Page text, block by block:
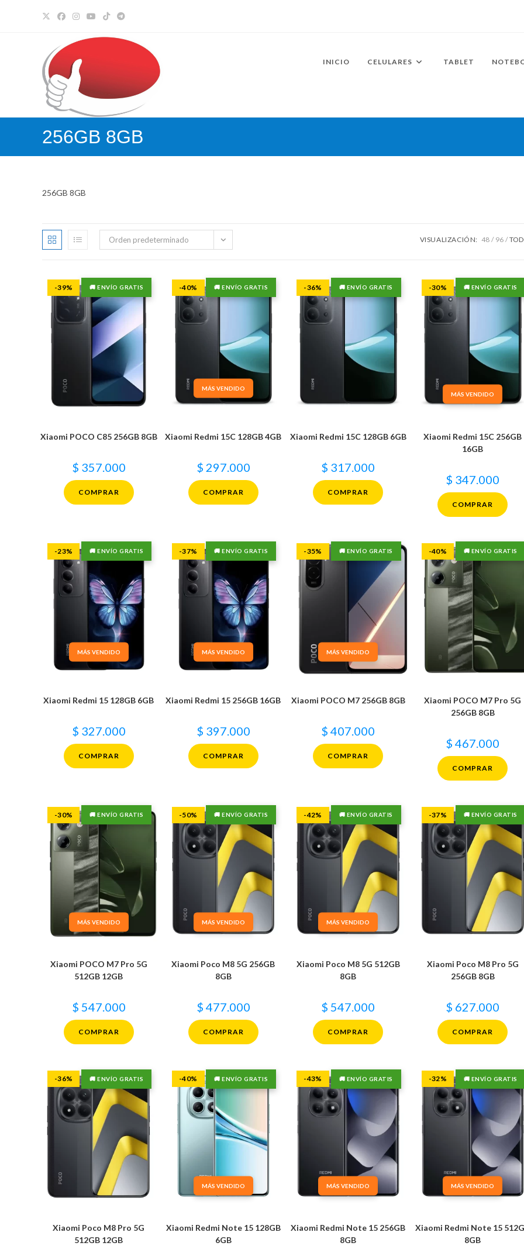
INICIO CELULARES TABLET
256GB 8GB
256GB 8GB
Orden predeterminado VISUALIZACIÓN: 48 96
🚚 ENVÍO GRATIS
-39%
Xiaomi POCO C85 256GB 8GB
$ 357.000
COMPRAR
MÁS VENDIDO
🚚 ENVÍO GRATIS
-40%
Xiaomi Redmi 15C 128GB 4GB
$ 297.000
COMPRAR
🚚 ENVÍO GRATIS
-36%
Xiaomi Redmi 15C 128GB 6GB
$ 317.000
COMPRAR
MÁS VENDIDO
🚚 ENVÍO GRATIS
-30%
Xiaomi Redmi 15C 256GB
16GB
$ 347.000
COMPRAR
MÁS VENDIDO
🚚 ENVÍO GRATIS
-23%
Xiaomi Redmi 15 128GB 6GB
$ 327.000
COMPRAR
MÁS VENDIDO
🚚 ENVÍO GRATIS
-37%
Xiaomi Redmi 15 256GB 16GB
$ 397.000
COMPRAR
MÁS VENDIDO
🚚 ENVÍO GRATIS
-35%
Xiaomi POCO M7 256GB 8GB
$ 407.000
COMPRAR
🚚 ENVÍO GRATIS
-40%
Xiaomi POCO M7 Pro 5G
256GB 8GB
$ 467.000
COMPRAR
MÁS VENDIDO
🚚 ENVÍO GRATIS
-30%
Xiaomi POCO M7 Pro 5G
512GB 12GB
$ 547.000
COMPRAR
MÁS VENDIDO
🚚 ENVÍO GRATIS
-50%
Xiaomi Poco M8 5G 256GB
8GB
$ 477.000
COMPRAR
MÁS VENDIDO
🚚 ENVÍO GRATIS
-42%
Xiaomi Poco M8 5G 512GB
8GB
$ 547.000
COMPRAR
🚚 ENVÍO GRATIS
-37%
Xiaomi Poco M8 Pro 5G
256GB 8GB
$ 627.000
COMPRAR
🚚 ENVÍO GRATIS
-36%
Xiaomi Poco M8 Pro 5G
512GB 12GB
MÁS VENDIDO
🚚 ENVÍO GRATIS
-40%
Xiaomi Redmi Note 15 128GB
6GB
MÁS VENDIDO
🚚 ENVÍO GRATIS
-43%
Xiaomi Redmi Note 15 256GB
8GB
MÁS VENDIDO
🚚 ENVÍO GRATIS
-32%
Xiaomi Redmi Note 15
8GB